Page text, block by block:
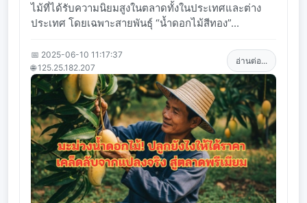
ไม้ที่ได้รับความนิยมสูงในตลาดทั้งในประเทศและต่าง
ประเทศ โดยเฉพาะสายพันธุ์ “น้ำดอกไม้สีทอง”...
📅 2025-06-10 11:17:37
🌐 125.25.182.207
อ่านต่อ...